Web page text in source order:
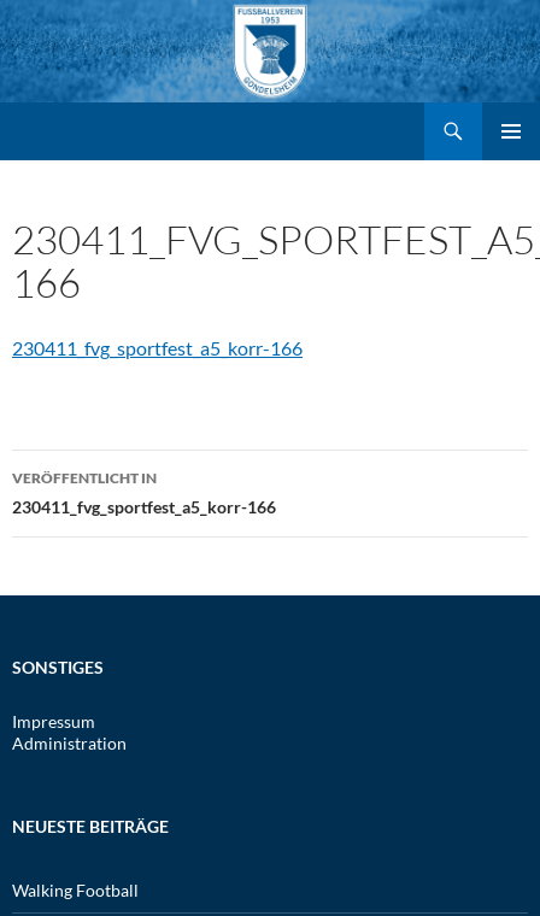
Zum
Inhalt
springen
166
230411_fvg_sportfest_a5_korr-166
Beitragsnavigation
VERÖFFENTLICHT IN
230411_fvg_sportfest_a5_korr-166
SONSTIGES
Impressum
Administration
NEUESTE BEITRÄGE
Walking Football